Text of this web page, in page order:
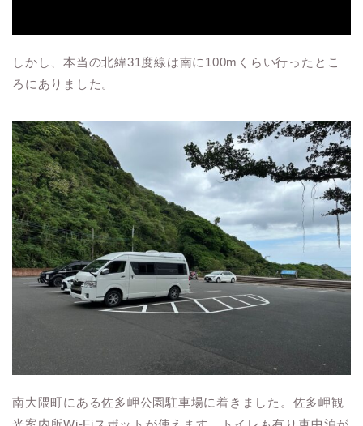
しかし、本当の北緯31 度線は南に100mくらい行ったとこ
ろにありました。
南大隈町にある佐多岬公園駐車場に着きました。佐多岬観